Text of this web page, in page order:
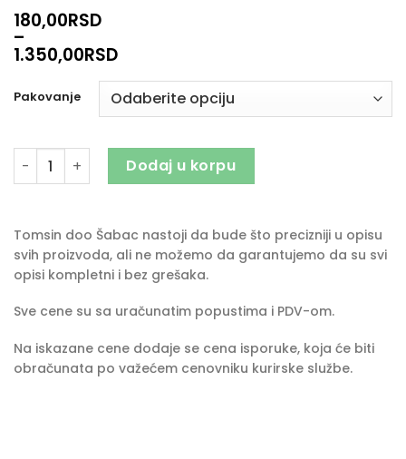
180,00RSD
–
1.350,00RSD
Pakovanje
Inex okvašivač količinaDodaj u korpu
Tomsin doo Šabac nastoji da bude što precizniji u opisu
svih proizvoda, ali ne možemo da garantujemo da su svi
opisi kompletni i bez grešaka.
Sve cene su sa uračunatim popustima i PDV-om.
Na iskazane cene dodaje se cena isporuke, koja će biti
obračunata po važećem cenovniku kurirske službe.